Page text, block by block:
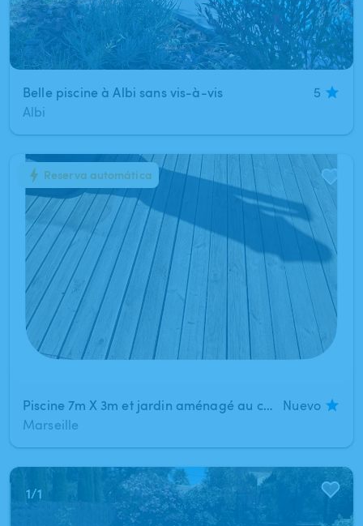
Belle piscine à Albi sans vis-à-vis
5
Albi
1/1
Piscine 7m X 3m et jardin aménagé au calme à Marseille 13012
Nuevo
Marseille
Reserva automática
1/1